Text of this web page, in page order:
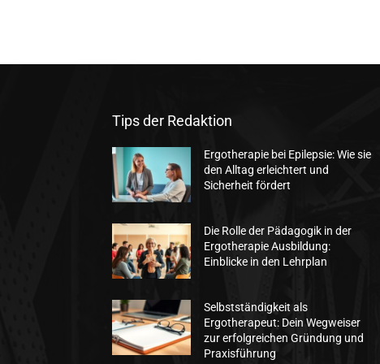
Tips der Redaktion
Ergotherapie bei Epilepsie: Wie sie
den Alltag erleichtert und
Sicherheit fördert
Die Rolle der Pädagogik in der
Ergotherapie Ausbildung:
Einblicke in den Lehrplan
Selbstständigkeit als
Ergotherapeut: Dein Wegweiser
zur erfolgreichen Gründung und
Praxisführung